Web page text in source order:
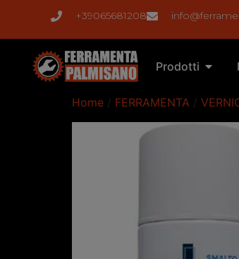
+39065681208
Prodotti
Home / FERRAMENTA /